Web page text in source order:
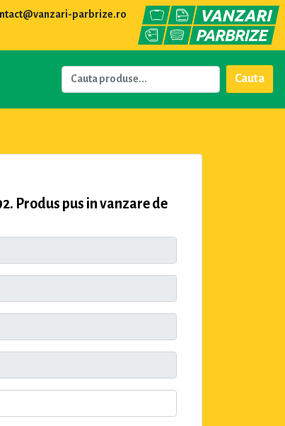
parbrize.ro
Cauta
Produs pus in vanzare de